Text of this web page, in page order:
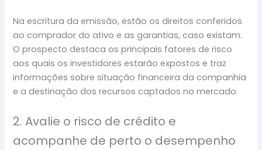
Na escritura da emissão, estão os direitos conferidos
ao comprador do ativo e as garantias, caso existam.
O prospecto destaca os principais fatores de risco
aos quais os investidores estarão expostos e traz
informações sobre situação financeira da companhia
e a destinação dos recursos captados no mercado.
2. Avalie o risco de crédito e
acompanhe de perto o desempenho